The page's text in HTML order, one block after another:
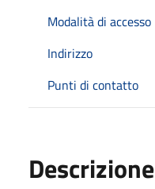
Modalità di accesso
Indirizzo
Punti di contatto
Descrizione